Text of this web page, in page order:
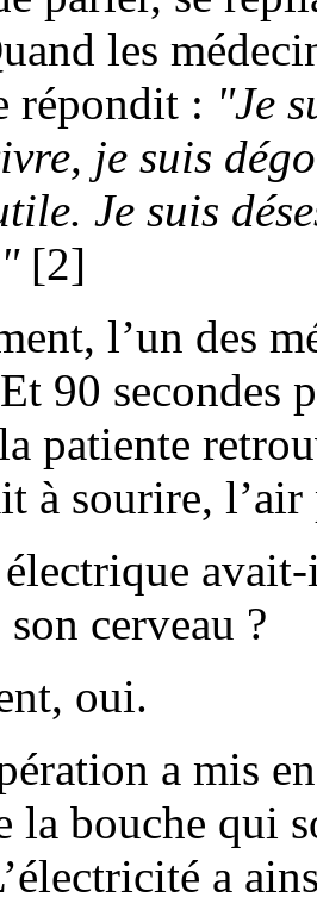
les
répondit : "Je
je suis
Je suis
[2]
l’un des
90 secondes
patiente
à sourire,
avait-
cerveau ?
oui.
a mis
la bouche qui
a